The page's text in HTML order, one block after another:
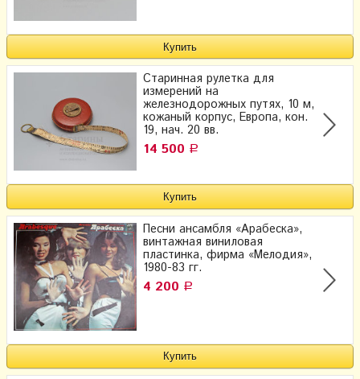
Старинная рулетка для
измерений на
железнодорожных путях, 10 м,
кожаный корпус, Европа, кон.
19, нач. 20 вв.
14 500 Р
Песни ансамбля «Арабеска»,
винтажная виниловая
пластинка, фирма «Мелодия»,
1980-83 гг.
4 200 Р